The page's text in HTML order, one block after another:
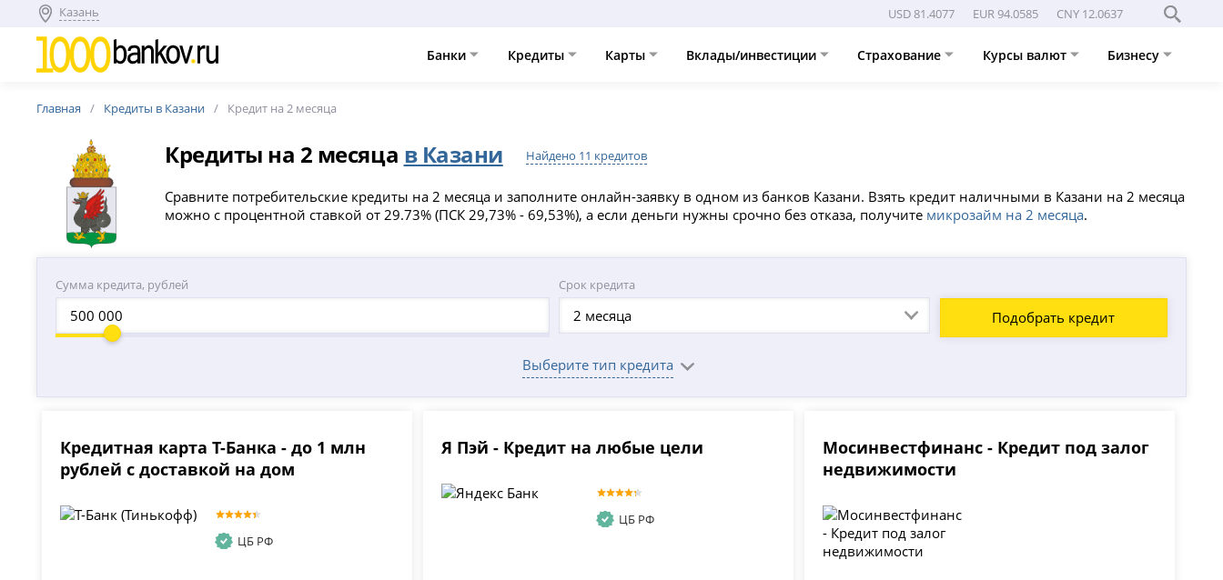
Казань USD 81.4077 EUR 94.0585 CNY 12.0637
Банки Кредиты Карты Вклады/инвестиции Страхование Курсы валют Бизнесу
Главная Кредиты в Казани Кредит на 2 месяца
Кредиты на 2 месяца в Казани Найдено 11 кредитов
Сравните потребительские кредиты на 2 месяца и заполните онлайн-заявку в одном из банков Казани. Взять кредит наличными в Казани на 2 месяца
можно с процентной ставкой от 29.73% (ПСК 29,73% - 69,53%), а если деньги нужны срочно без отказа, получите микрозайм на 2 месяца.
Сумма кредита, рублей Срок кредита
2 месяца Подобрать кредит
Выберите тип кредита
Кредитная карта Т-Банка - до 1 млн
рублей с доставкой на дом
ЦБ РФ
Я Пэй - Кредит на любые цели
ЦБ РФ
Мосинвестфинанс - Кредит под залог
недвижимости